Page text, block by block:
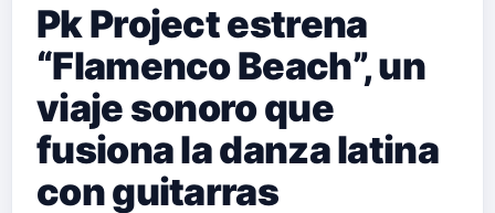
Pk Project estrena
“Flamenco Beach”, un
viaje sonoro que
fusiona la danza latina
con guitarras